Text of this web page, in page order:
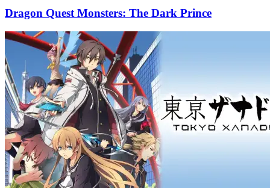
Dragon Quest Monsters: The Dark Prince